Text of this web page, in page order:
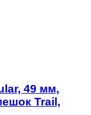
49 мм,
Trail,